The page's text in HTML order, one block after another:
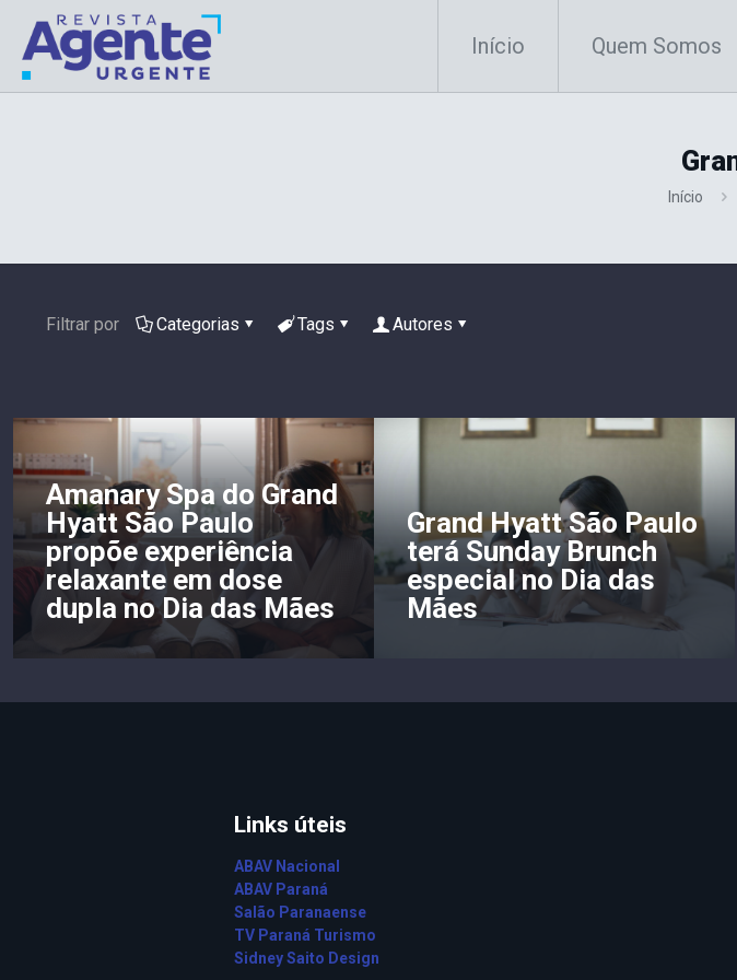
Início Quem Somos
Início
Filtrar por Categorias Tags Autores
Amanary Spa do Grand
Hyatt São Paulo
propõe experiência
relaxante em dose
dupla no Dia das Mães
Grand Hyatt São Paulo
terá Sunday Brunch
especial no Dia das
Mães
Links úteis
ABAV Nacional
ABAV Paraná
Salão Paranaense
TV Paraná Turismo
Sidney Saito Design